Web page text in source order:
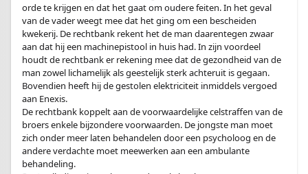
orde te krijgen en dat het gaat om oudere feiten. In het geval
van de vader weegt mee dat het ging om een bescheiden
kwekerij. De rechtbank rekent het de man daarentegen zwaar
aan dat hij een machinepistool in huis had. In zijn voordeel
houdt de rechtbank er rekening mee dat de gezondheid van de
man zowel lichamelijk als geestelijk sterk achteruit is gegaan.
Bovendien heeft hij de gestolen elektriciteit inmiddels vergoed
aan Enexis.
De rechtbank koppelt aan de voorwaardelijke celstraffen van de
broers enkele bijzondere voorwaarden. De jongste man moet
zich onder meer laten behandelen door een psycholoog en de
andere verdachte moet meewerken aan een ambulante
behandeling.